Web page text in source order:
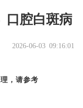
口腔白斑病
2026-06-03 09:16:01
，请参考